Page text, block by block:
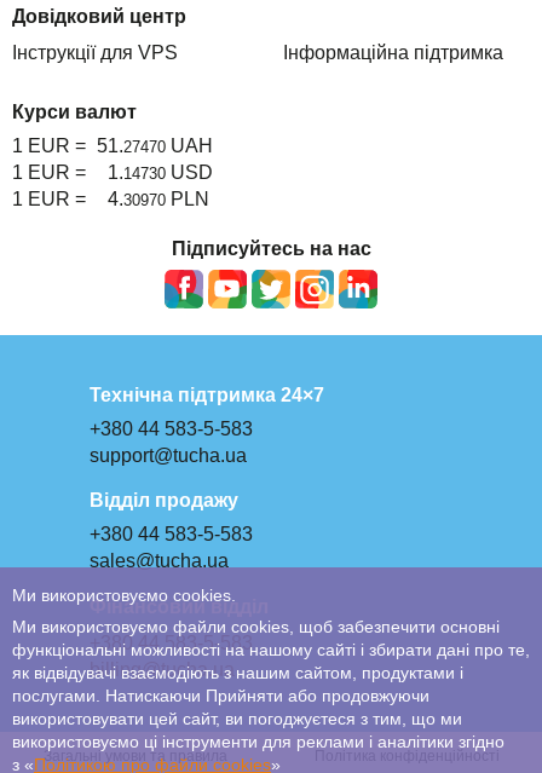
Довідковий центр
Інструкції для VPS
Інформаційна підтримка
Курси валют
1 EUR = 51.27470 UAH
1 EUR =
1.14730 USD
1 EUR =
4.30970 PLN
Підписуйтесь на нас
Технічна підтримка 24×7
+380 44 583-5-583
support@tucha.ua
Відділ продажу
+380 44 583-5-583
sales@tucha.ua
Фінансовий відділ
+380 44 583-5-583
billing@tucha.ua
Загальні умови та правила Політика конфіденційності
Ми використовуємо cookies.
Ми використовуємо файли cookies, щоб забезпечити основні
функціональні можливості на нашому сайті і збирати дані про те,
як відвідувачі взаємодіють з нашим сайтом, продуктами і
послугами. Натискаючи Прийняти або продовжуючи
використовувати цей сайт, ви погоджуєтеся з тим, що ми
використовуємо ці інструменти для реклами і аналітики згідно
з «Політикою про файли сookies»